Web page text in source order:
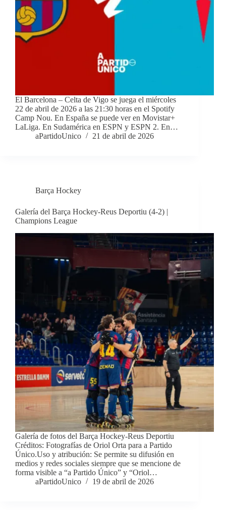
El Barcelona – Celta de Vigo se juega el miércoles
22 de abril de 2026 a las 21:30 horas en el Spotify
Camp Nou. En España se puede ver en Movistar+
LaLiga. En Sudamérica en ESPN y ESPN 2. En…
aPartidoUnico
21 de abril de 2026
Barça Hockey
Galería del Barça Hockey-Reus Deportiu (4-2) |
Champions League
Galería de fotos del Barça Hockey-Reus Deportiu
Créditos: Fotografías de Oriol Orta para a Partido
Único.Uso y atribución: Se permite su difusión en
medios y redes sociales siempre que se mencione de
forma visible a “a Partido Único” y “Oriol…
aPartidoUnico
19 de abril de 2026